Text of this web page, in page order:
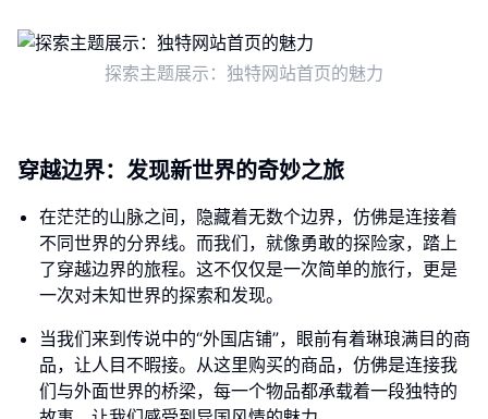
探索主题展示：独特网站首页的魅力
穿越边界：发现新世界的奇妙之旅
在茫茫的山脉之间，隐藏着无数个边界，仿佛是连接着
不同世界的分界线。而我们，就像勇敢的探险家，踏上
了穿越边界的旅程。这不仅仅是一次简单的旅行，更是
一次对未知世界的探索和发现。
当我们来到传说中的“外国店铺”，眼前有着琳琅满目的商
品，让人目不暇接。从这里购买的商品，仿佛是连接我
们与外面世界的桥梁，每一个物品都承载着一段独特的